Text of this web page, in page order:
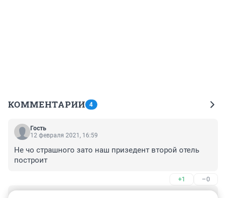
КОММЕНТАРИИ 4
Гость
12 февраля 2021, 16:59
Не чо страшного зато наш призедент второй отель
построит
+1 –0